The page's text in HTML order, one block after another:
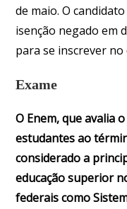
de maio. O
isenção negado em
para se inscrever no
Exame
O Enem, que avalia
estudantes ao
considerado a
educação superior
federais como